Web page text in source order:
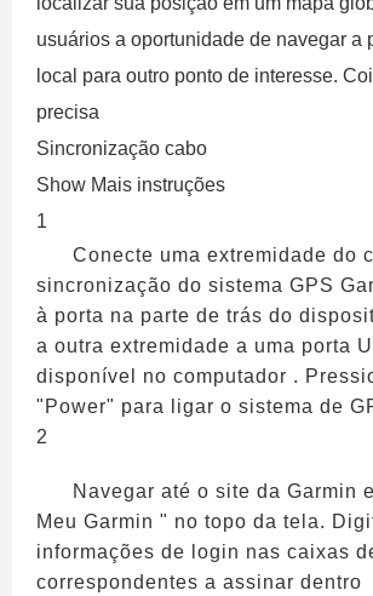
usuários a oportunidade de navegar a
local para outro ponto de interesse.
precisa
Sincronização cabo
Show Mais instruções
1
Conecte uma extremidade do
sincronização do sistema GPS
à porta na parte de trás do
a outra extremidade a uma porta
disponível no computador .
"Power" para ligar o sistema de
2
Navegar até o site da Garmin
Meu Garmin " no topo da tela.
informações de login nas caixas
correspondentes a assinar dentro